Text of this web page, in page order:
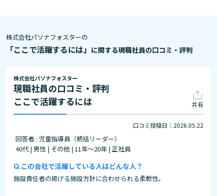
株式会社パソナフォスターの
「ここで活躍するには」 に関する現職社員の口コミ・評判
株式会社パソナフォスター
現職社員の口コミ・評判
ここで活躍するには
共有
口コミ投稿日：2026.05.22
回答者 : 児童指導員（統括リーダー）
40代 | 男性 | その他 | 11年～20年 | 正社員
この会社で活躍している人はどんな人？
施設責任者の掲げる施設方針に合わせられる柔軟性。